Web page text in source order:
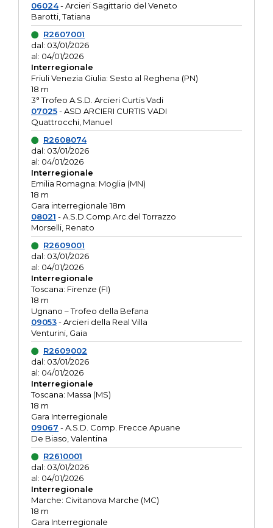
06024- Arcieri Sagittario del Veneto
Barotti, Tatiana
R2607001
dal: 03/01/2026
al: 04/01/2026
Interregionale
Friuli Venezia Giulia: Sesto al Reghena (PN)
18 m
3° Trofeo A.S.D. Arcieri Curtis Vadi
07025- ASD ARCIERI CURTIS VADI
Quattrocchi, Manuel
R2608074
dal: 03/01/2026
al: 04/01/2026
Interregionale
Emilia Romagna: Moglia (MN)
18 m
Gara interregionale 18m
08021 - A.S.D.Comp.Arc.del Torrazzo
Morselli, Renato
R2609001
dal: 03/01/2026
al: 04/01/2026
Interregionale
Toscana: Firenze (FI)
18 m
Ugnano – Trofeo della Befana
09053- Arcieri della Real Villa
Venturini, Gaia
R2609002
dal: 03/01/2026
al: 04/01/2026
Interregionale
Toscana: Massa (MS)
18 m
Gara Interregionale
09067 - A.S.D. Comp. Frecce Apuane
De Biaso, Valentina
R2610001
dal: 03/01/2026
al: 04/01/2026
Interregionale
Marche: Civitanova Marche (MC)
18 m
Gara Interregionale